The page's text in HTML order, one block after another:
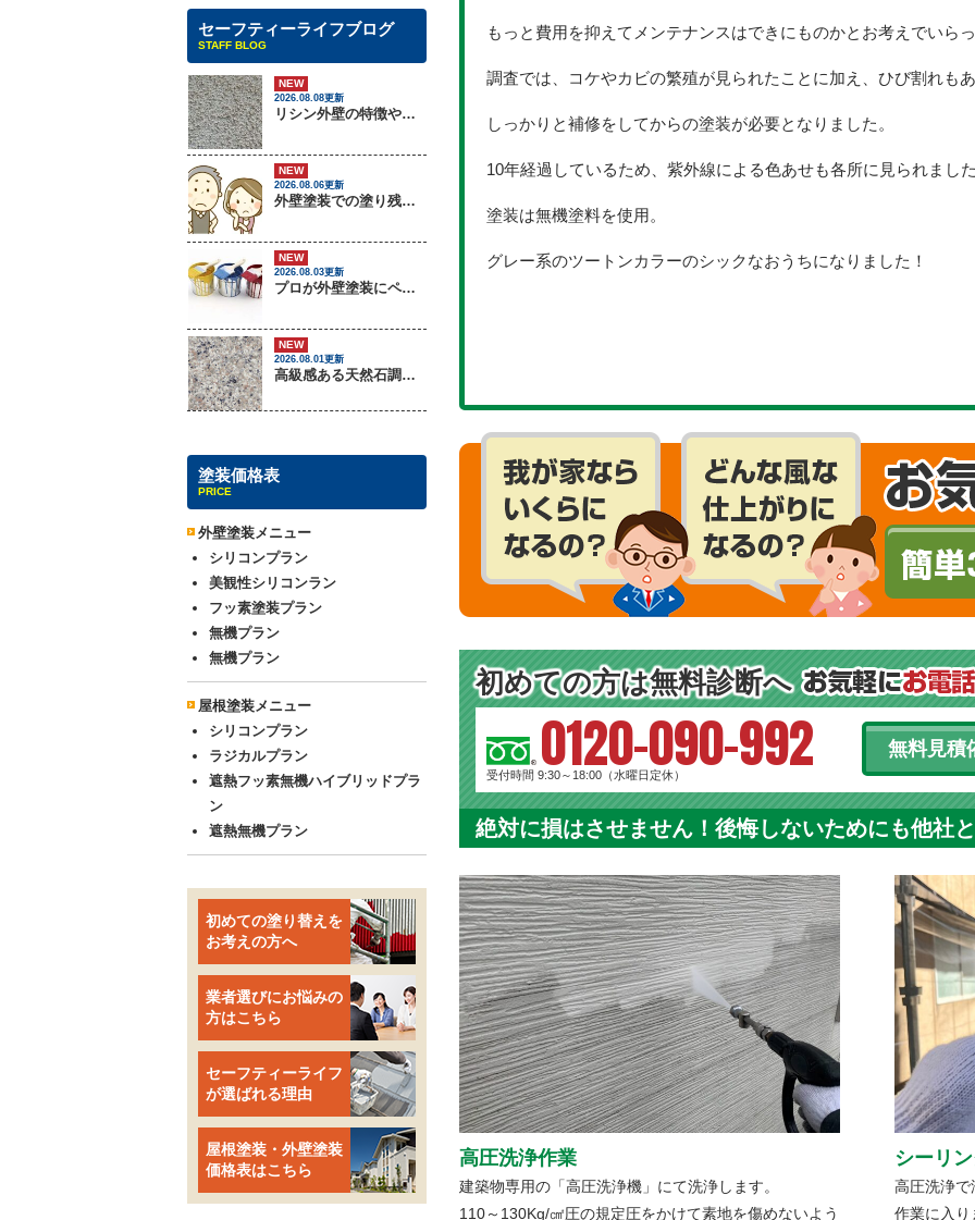
もっと費用を抑えてメンテナンスはできにものかとお考えでいらっ
調査では、コケやカビの繁殖が見られたことに加え、ひび割れもあ
しっかりと補修をしてからの塗装が必要となりました。
10年経過しているため、紫外線による色あせも各所に見られました
塗装は無機塗料を使用。
グレー系のツートンカラーのシックなおうちになりました！
初めての方は無料診断へ
0120-090-992
受付時間 9:30～18:00（水曜日定休）
無料見積
絶対に損はさせません！後悔しないためにも他社
高圧洗浄作業
建築物専用の「高圧洗浄機」にて洗浄します。
110～130Kg/㎠圧の規定圧をかけて素地を傷めないよう
シーリ
高圧洗浄で
作業に入り
セーフティーライフブログ
STAFF BLOG
NEW
2026.08.08更新
リシン外壁の特徴やメンテナンス方法を紹介！
NEW
2026.08.06更新
外壁塗装での塗り残しトラブルについて
NEW
2026.08.03更新
プロが外壁塗装にペンキをしない理由
NEW
2026.08.01更新
高級感ある天然石調外壁について
塗装価格表
PRICE
外壁塗装メニュー
シリコンプラン
美観性シリコンラン
フッ素塗装プラン
無機プラン
無機プラン
屋根塗装メニュー
シリコンプラン
ラジカルプラン
遮熱フッ素無機ハイブリッドプラ
ン
遮熱無機プラン
初めての塗り替えを
お考えの方へ
業者選びにお悩みの
方はこちら
セーフティーライフ
が選ばれる理由
屋根塗装・外壁塗装
価格表はこちら